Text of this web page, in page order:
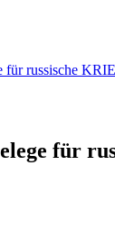
für russische
für